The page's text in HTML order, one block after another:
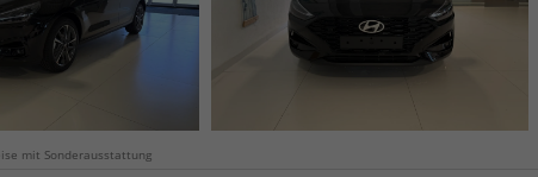
mit Sonderausstattung